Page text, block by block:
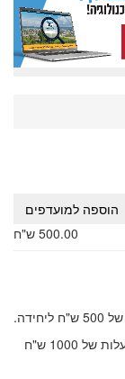
הוספה למועדפים
500.00 ש"ח
10 מיטות קומותיים, 190/70, עם משטח למזרון, בעלות של 1000 ש"ח